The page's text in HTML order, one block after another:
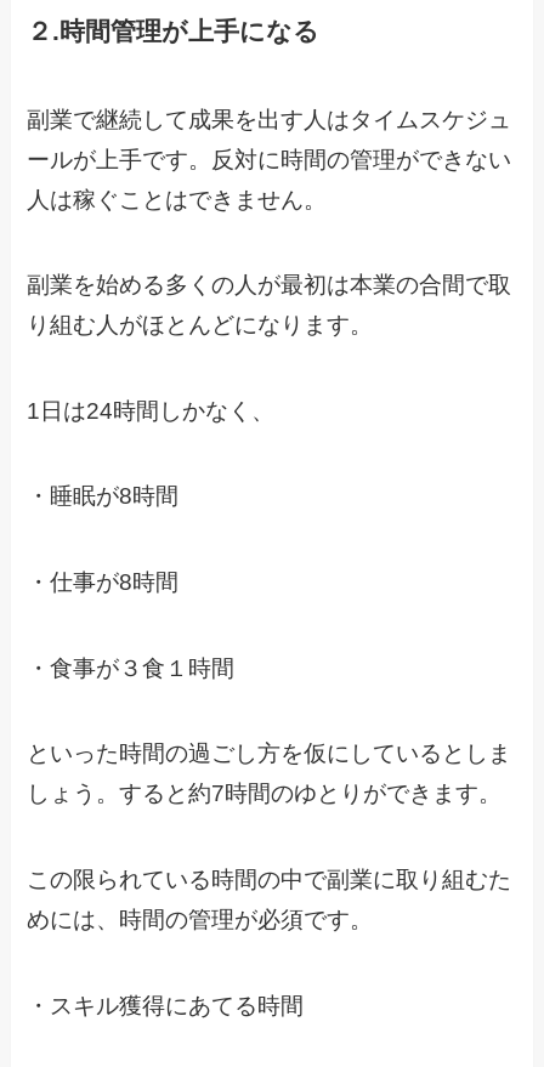
２.時間管理が上手になる
副業で継続して成果を出す人はタイムスケジュ
ールが上手です。反対に時間の管理ができない
人は稼ぐことはできません。
副業を始める多くの人が最初は本業の合間で取
り組む人がほとんどになります。
1日は24時間しかなく、
・睡眠が8時間
・仕事が8時間
・食事が３食１時間
といった時間の過ごし方を仮にしているとしま
しょう。すると約7時間のゆとりができます。
この限られている時間の中で副業に取り組むた
めには、時間の管理が必須です。
・スキル獲得にあてる時間